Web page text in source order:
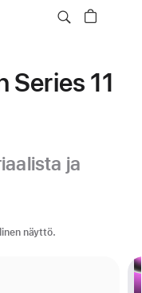
Series 11
ja
näyttö.